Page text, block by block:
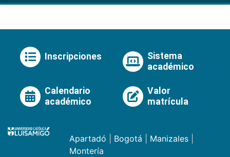
Inscripciones
Sistema
académico
Calendario
académico
Valor
matrícula
Apartadó Bogotá Manizales
Montería